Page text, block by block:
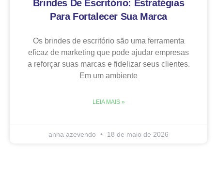
Brindes De Escritório: Estratégias
Para Fortalecer Sua Marca
Os brindes de escritório são uma ferramenta
eficaz de marketing que pode ajudar empresas
a reforçar suas marcas e fidelizar seus clientes.
Em um ambiente
LEIA MAIS »
anna azevendo 18 de maio de 2026